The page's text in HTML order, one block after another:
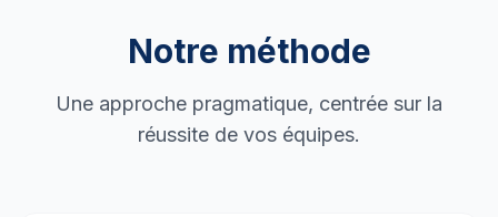
Notre méthode
Une approche pragmatique, centrée sur la
réussite de vos équipes.